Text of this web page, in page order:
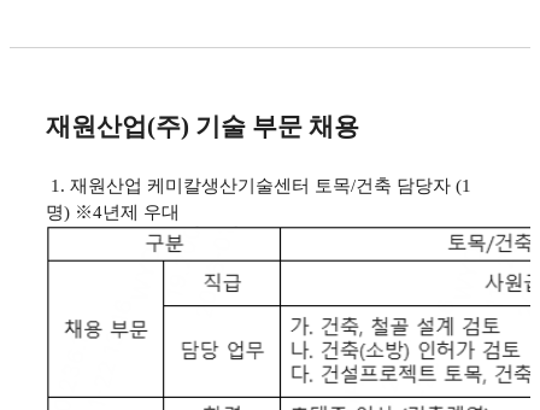
재원산업(주) 기술 부문 채용
1. 재원산업 케미칼생산기술센터 토목/건축 담당자 (1
명) ※4년제 우대